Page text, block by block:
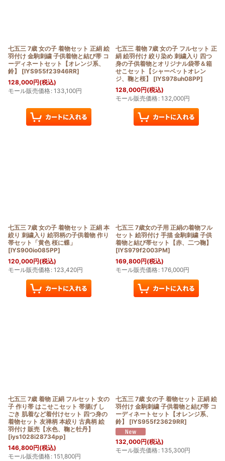
七五三 7歳 女の子 着物セット 正絹 絵
羽付け 金駒刺繍 子供着物と結び帯 コ
ーディネートセット【オレンジ系、
鈴】
[IYS955f23946RR]
128,000円(税込)
モール販売価格: 133,100円
七五三 着物 7歳 女の子 フルセット 正
絹 絵羽付け 絞り染め 刺繍入り 四つ
身の子供着物とオリジナル袋帯＆箱
せこセット【シャーベットオレン
ジ、鞠と桜】
[IYS978uh08PP]
128,000円(税込)
モール販売価格: 132,000円
七五三 7歳 女の子 着物セット 正絹 本
絞り 刺繍入り 絵羽柄の子供着物 作り
帯セット「黄色 桜に蝶」
[IYS900io085PP]
120,000円(税込)
モール販売価格: 123,420円
七五三 7歳女の子用 正絹の着物フル
セット 絵羽付け 手描 金駒刺繍 子供
着物と結び帯セット【赤、二つ鞠】
[IYS979f2003PM]
169,800円(税込)
モール販売価格: 176,000円
七五三 7歳 着物 正絹 フルセット 女の
子 作り帯 はこせこセット 帯揚げ し
ごき 肌着など着付けセット 四つ身の
着物セット 友禅柄 本絞り 古典柄 絵
羽付け 販売【水色、鞠と牡丹】
[iys1028i28734pp]
146,800円(税込)
モール販売価格: 151,800円
七五三 7歳 女の子 着物セット 正絹 絵
羽付け 金駒刺繍 子供着物と結び帯 コ
ーディネートセット【オレンジ系、
鈴】
[IYS955f23629RR]
132,000円(税込)
モール販売価格: 135,300円